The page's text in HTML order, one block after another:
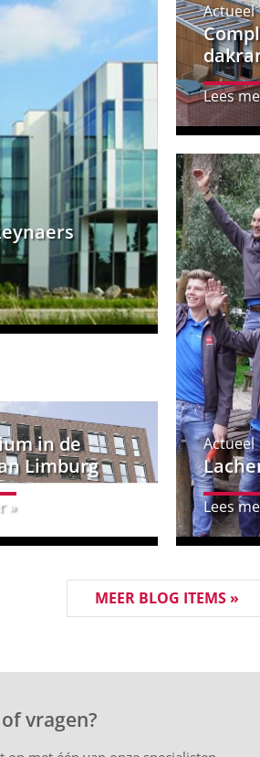
in de
Limburg
»
Actueel
Lees
Actueel
Lees
MEER BLOG ITEMS »
vragen?